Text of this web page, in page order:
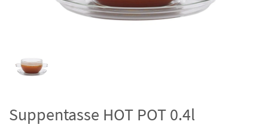
Suppentasse HOT POT 0.4l